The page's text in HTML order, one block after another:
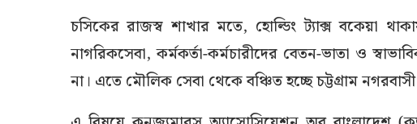
চসিকের রাজস্ব শাখার মতে, হোল্ডিং ট্যাক্স বকেয়া
নাগরিকসেবা, কর্মকর্তা-কর্মচারীদের বেতন-ভাতা ও
না। এতে মৌলিক সেবা থেকে বঞ্চিত হচ্ছে চট্টগ্রাম